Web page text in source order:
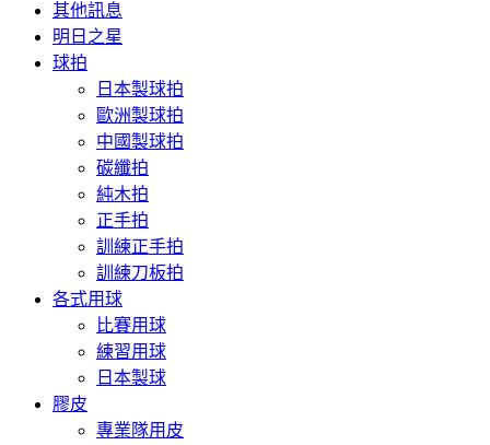
其他訊息
明日之星
球拍
日本製球拍
歐洲製球拍
中國製球拍
碳纖拍
純木拍
正手拍
訓練正手拍
訓練刀板拍
各式用球
比賽用球
練習用球
日本製球
膠皮
專業隊用皮